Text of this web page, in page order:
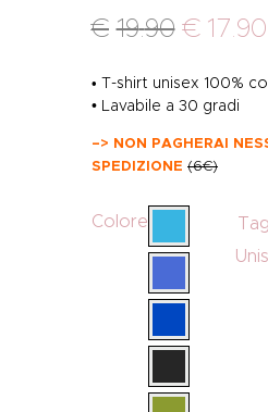
€ 19.90 € 17.90
• T-shirt unisex 100%
• Lavabile a 30 gradi
–> NON PAGHERAI
SPEDIZIONE (6€)
Colore